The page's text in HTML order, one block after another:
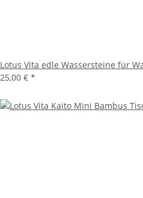
Lotus Vita edle Wassersteine für
25,00 € *